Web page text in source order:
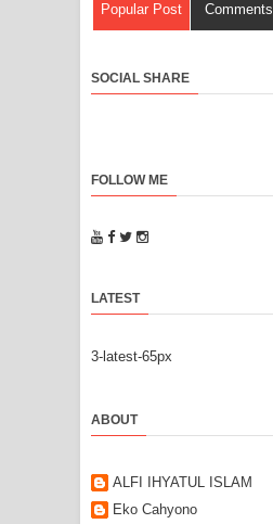
Popular Post Comments
SOCIAL SHARE
FOLLOW ME
LATEST
3-latest-65px
ABOUT
ALFI IHYATUL ISLAM
Eko Cahyono